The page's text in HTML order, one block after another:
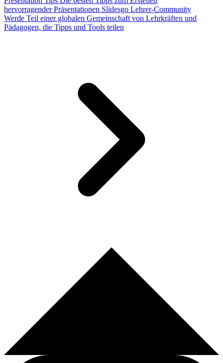
hervorragender Präsentationen Slidesgo Lehrer-Community
Werde Teil einer globalen Gemeinschaft von Lehrkräften und
Pädagogen, die Tipps und Tools teilen